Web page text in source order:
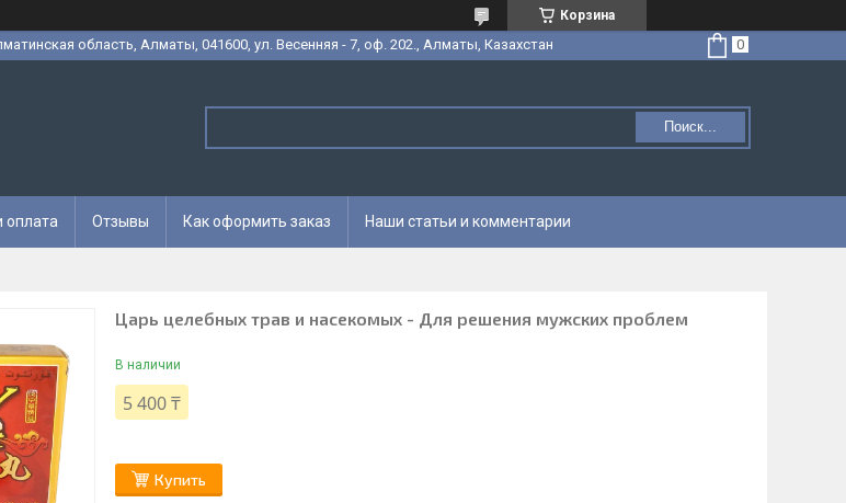
Корзина
область, Алматы, 041600, ул. Весенняя - 7, оф. 202., Алматы, Казахстан
Поиск...
оплата Отзывы Как оформить заказ Наши статьи и комментарии
Царь целебных трав и насекомых - Для решения мужских проблем
В наличии
5 400 ₸
Купить